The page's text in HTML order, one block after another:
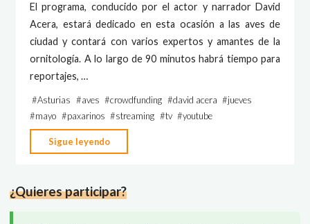
El programa, conducido por el actor y narrador David
Acera, estará dedicado en esta ocasión a las aves de
ciudad y contará con varios expertos y amantes de la
ornitología. A lo largo de 90 minutos habrá tiempo para
reportajes, …
#Asturias #aves #crowdfunding #david acera #jueves
#mayo #paxarinos #streaming #tv #youtube
Sigue leyendo
programa
Paxarinos
¿Quieres participar?